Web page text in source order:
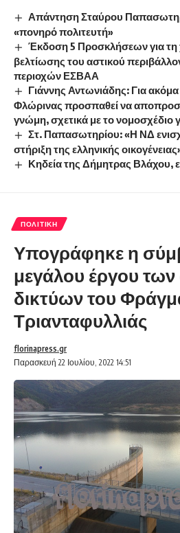
Απάντηση Σταύρου
«πονηρό πολιτευτή»
Έκδοση 5 Προσκλήσεων για
βελτίωσης του αστικού
περιοχών ΕΣΒΑΑ
Γιάννης Αντωνιάδης: Για
Φλώρινας προσπαθεί να
γνώμη, σχετικά με το νομοσχέδιο
Στ. Παπασωτηρίου: «Η ΝΔ
στήριξη της ελληνικής
Κηδεία της Δήμητρας Βλάχου,
ΠΟΛΙΤΙΚΉ
Υπογράφηκε η
μεγάλου έργου
δικτύων του
Τριανταφυλλιάς
Παρασκευή 22 Ιουλίου, 2022 14:51
florinapress.gr